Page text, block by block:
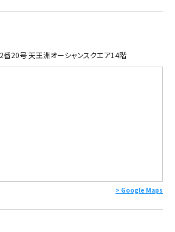
20号 天王洲オーシャンスクエア14階
> Google Maps